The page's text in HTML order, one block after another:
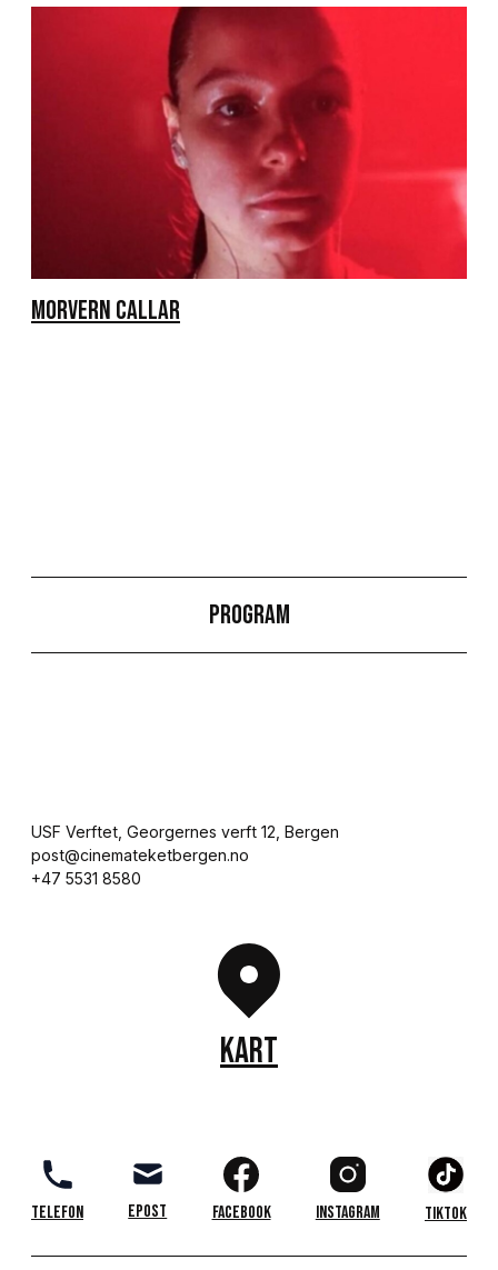
MORVERN CALLAR
Program
Telefon Epost Facebook Instagram TikTok
USF Verftet, Georgernes verft 12, Bergen
post@cinemateketbergen.no
+47 5531 8580
KART